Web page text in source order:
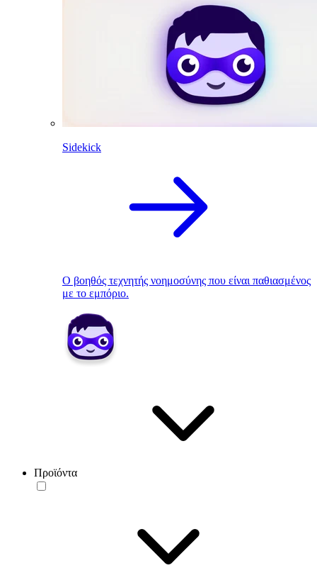
Sidekick
Ο βοηθός τεχνητής νοημοσύνης που είναι παθιασμένος
με το εμπόριο.
Προϊόντα